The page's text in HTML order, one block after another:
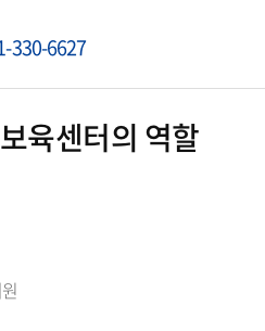
330-6627
육센터의 역할